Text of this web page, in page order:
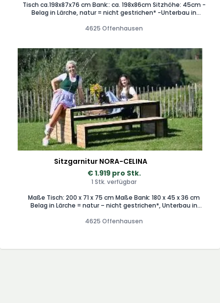
Tisch ca.198x87x76 cm Bank:: ca. 198x86cm Sitzhöhe: 45cm -
Belag in Lärche, natur = nicht gestrichen* -Unterbau in
-leichtere stabile Bauweise -fertig zusammengebaut -
4625 Offenhausen
Sitzgarnitur NORA-CELINA
€ 1.919 pro Stk.
1 Stk. verfügbar
Maße Tisch: 200 x 71 x 75 cm Maße Bank: 180 x 45 x 36 cm
Belag in Lärche = natur – nicht gestrichen*, Unterbau in
pulverbeschichtet, fertig zusammengebaut, Garnitur (1
4625 Offenhausen